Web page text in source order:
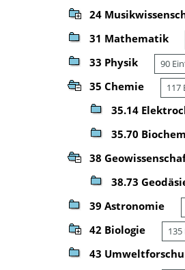
24
31 Mathematik
33 Physik 90
35 Chemie 117
35.14
35.70
38
38.73
39 Astronomie
42 Biologie
43